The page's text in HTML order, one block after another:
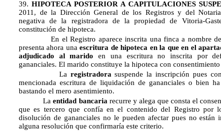
39. HIPOTECA POSTERIOR A CAPITULACIONES
2011, de la Dirección General de los Registros y del
negativa de la registradora de la propiedad de Vitoria-
constitución de hipoteca.
En el Registro aparece inscrita una finca a nombre de
presenta ahora unaescritura de hipoteca en la que en el
adjudicado al marido en una escritura no inscrita por
gananciales. El marido constituye la hipoteca con
La registradorasuspende la inscripción pues
mencionada escritura de liquidación de gananciales o bien
bastando el mero asentimiento.
Laentidad bancariarecurre y alega que consta el
que es tercero que confía en el contenido del Registro por
disolución de gananciales no le pueden afectar pues no están
alguna resolución que confirmaría este criterio.